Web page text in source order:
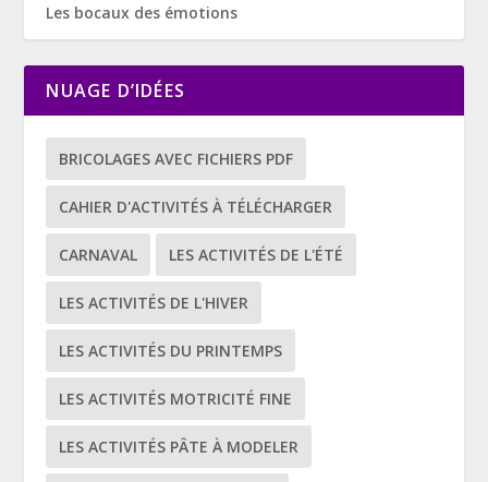
Les bocaux des émotions
NUAGE D’IDÉES
BRICOLAGES AVEC FICHIERS PDF
CAHIER D'ACTIVITÉS À TÉLÉCHARGER
CARNAVAL LES ACTIVITÉS DE L'ÉTÉ
LES ACTIVITÉS DE L'HIVER
LES ACTIVITÉS DU PRINTEMPS
LES ACTIVITÉS MOTRICITÉ FINE
LES ACTIVITÉS PÂTE À MODELER